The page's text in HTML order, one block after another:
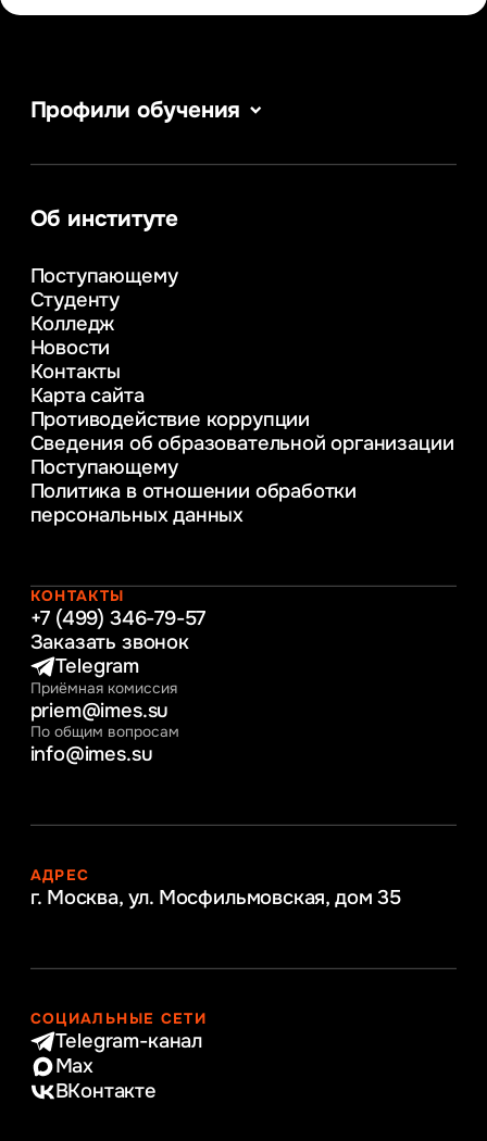
Профили обучения
Информатика
аналитика
Управление в сфере коммерческой
Психолого-педагогическое
консультирование и медиация
в образовании
Веб-дизайн
Управление инновационным развитием
предприятия
Уголовное право
Информационные технологии в бизнесе
Информационное и программное
обеспечение бизнес процессов
Управление человеческими ресурсами
Интернет-маркетинг
Об институте
Поступающему
Студенту
Колледж
Новости
Контакты
Карта сайта
Противодействие коррупции
Сведения об образовательной организации
Поступающему
Политика в отношении обработки
персональных данных
КОНТАКТЫ
+7 (499) 346-79-57
Заказать звонок
Telegram
Приёмная комиссия
priem@imes.su
По общим вопросам
info@imes.su
АДРЕС
г. Москва, ул. Мосфильмовская, дом 35
СОЦИАЛЬНЫЕ СЕТИ
Telegram-канал
Max
ВКонтакте